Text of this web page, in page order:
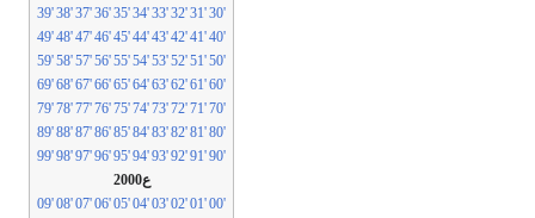
'32
'33
'34
'35
'36
'37
'38
'39
'42
'43
'44
'45
'46
'47
'48
'49
'52
'53
'54
'55
'56
'57
'58
'59
'62
'63
'64
'65
'66
'67
'68
'69
'72
'73
'74
'75
'76
'77
'78
'79
'82
'83
'84
'85
'86
'87
'88
'89
'92
'93
'94
'95
'96
'97
'98
'99
'02
'03
'04
'05
'06
'07
'08
'09